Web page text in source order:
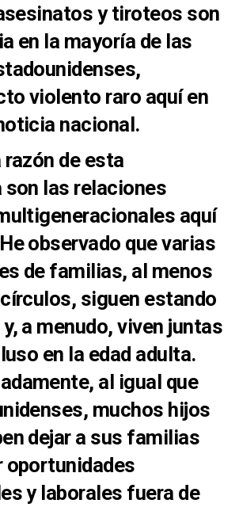
y tiroteos son
en la mayoría de las
violento raro aquí en
nacional.
de esta
son las relaciones
aquí
observado que varias
de familias, al menos
siguen estando
a menudo, viven juntas
en la edad adulta.
al igual que
muchos hijos
dejar a sus familias
oportunidades
y laborales fuera de